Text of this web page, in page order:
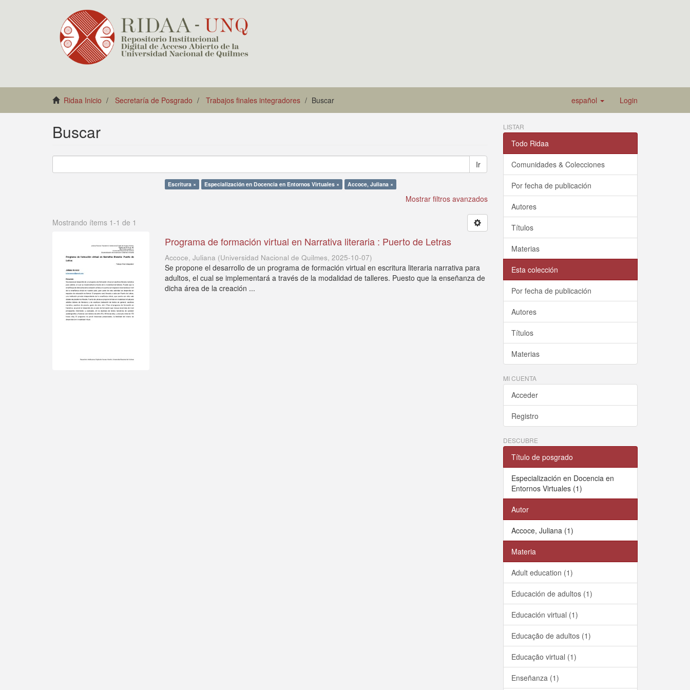
Ridaa Inicio Secretaría de Posgrado Trabajos finales integradores Buscar español Login
Buscar
Ir
Escritura × Especialización en Docencia en Entornos Virtuales × Accoce, Juliana ×
Mostrar filtros avanzados
Mostrando ítems 1-1 de 1
Programa de formación virtual en Narrativa literaria : Puerto de Letras
Accoce, Juliana (Universidad Nacional de Quilmes,2025-10-07)
Se propone el desarrollo de un programa de formación virtual en escritura literaria narrativa para
adultos, el cual se implementará a través de la modalidad de talleres. Puesto que la enseñanza de
dicha área de la creación ...
LISTAR
Todo Ridaa
Comunidades & Colecciones
Por fecha de publicación
Autores
Títulos
Materias
Esta colección
Por fecha de publicación
Autores
Títulos
Materias
MI CUENTA
Acceder
Registro
DESCUBRE
Título de posgrado
Especialización en Docencia en
Entornos Virtuales (1)
Autor
Accoce, Juliana (1)
Materia
Adult education (1)
Educación de adultos (1)
Educación virtual (1)
Educação de adultos (1)
Educação virtual (1)
Enseñanza (1)